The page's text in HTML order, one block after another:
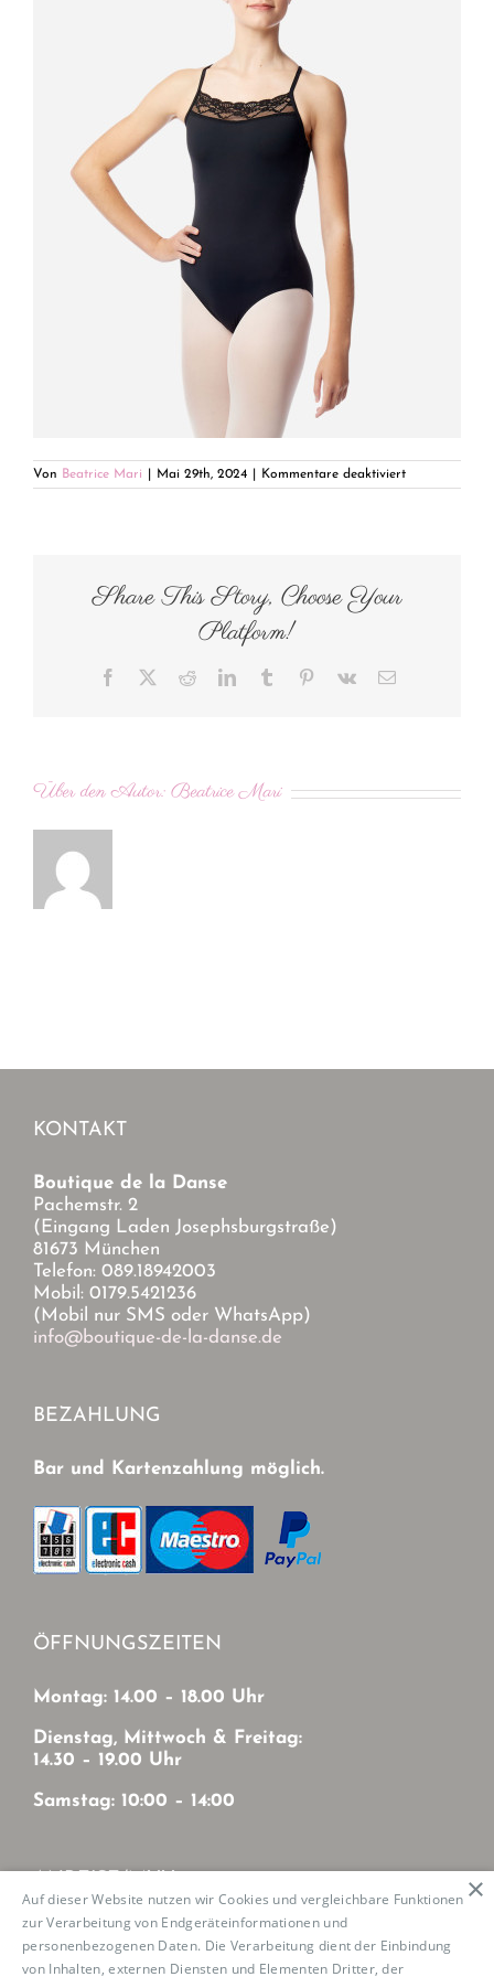
Von Beatrice Mari Mai 29th, 2024 Kommentare deaktiviertfür
IMG_0091
Share This Story, Choose Your
Platform!
Facebook RedditLinkedInTumblr Pinterest
Vk
E-
Über den Autor: Beatrice Mari
KONTAKT
Boutique de la Danse
Pachemstr. 2
(Eingang Laden Josephsburgstraße)
81673 München
Telefon: 089.18942003
Mobil: 0179.5421236
(Mobil nur SMS oder WhatsApp)
info@boutique-de-la-danse.de
BEZAHLUNG
Bar und Kartenzahlung möglich.
ÖFFNUNGSZEITEN
Montag: 14.00 – 18.00 Uhr
Dienstag, Mittwoch & Freitag:
14.30 – 19.00 Uhr
Samstag: 10:00 – 14:00
Mit MVV von München-Zentrum
U2: Haltestelle Josephsburg
Auf dieser Website nutzen wir Cookies und vergleichbare Funktionen
zur Verarbeitung von Endgeräteinformationen und
personenbezogenen Daten. Die Verarbeitung dient der Einbindung
von Inhalten, externen Diensten und Elementen Dritter, der
×